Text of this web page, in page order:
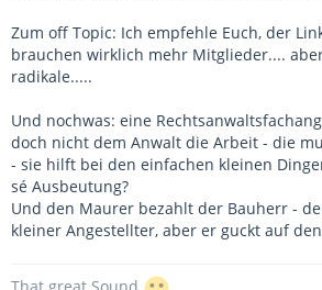
Zum off Topic: Ich empfehle Euch, der
brauchen wirklich mehr Mitglieder....
radikale.....
Und nochwas: eine
doch nicht dem Anwalt die Arbeit - die
- sie hilft bei den einfachen kleinen
sé Ausbeutung?
Und den Maurer bezahlt der Bauherr -
kleiner Angestellter, aber er guckt auf